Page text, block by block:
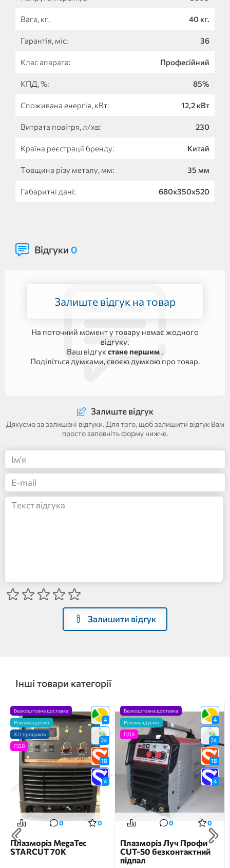
Вага, кг. 40 кг.
Гарантія, міс: 36
Клас апарата: Професійний
КПД, %: 85%
Споживана енергія, кВт: 12,2 кВт
Витрата повітря, л/хв: 230
Країна реєстрації бренду: Китай
Товщина різу металу, мм: 35 мм
Габаритні дані: 680х350х520
Відгуки 0
Залиште відгук на товар
На поточний момент у товару немає жодного
відгуку.
Ваш відгук стане першим .
Поділіться думками, своєю думкою про товар.
Залиште відгук
Дякуємо за залишені відгуки. Для того, щоб залишити відгук Вам
просто заповніть форму нижче.
Залишити відгук
Інші товари категорії
4
24
18
4
Безкоштовна доставка
Рекомендуємо
Хіт продажів
ПДВ
0 0
Плазморіз MegaTec
STARCUT 70K
4
24
18
4
Безкоштовна доставка
Рекомендуємо
ПДВ
0 0
Плазморіз Луч Профи
CUT-50 безконтактний
підпал